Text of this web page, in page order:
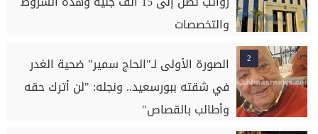
والتخصصات
2
الصورة الأولى لـ"الحاج سمير" ضحية الغدر
في شقته ببورسعيد.. ونجله: "لن أترك حقه
وأطالب بالقصاص"